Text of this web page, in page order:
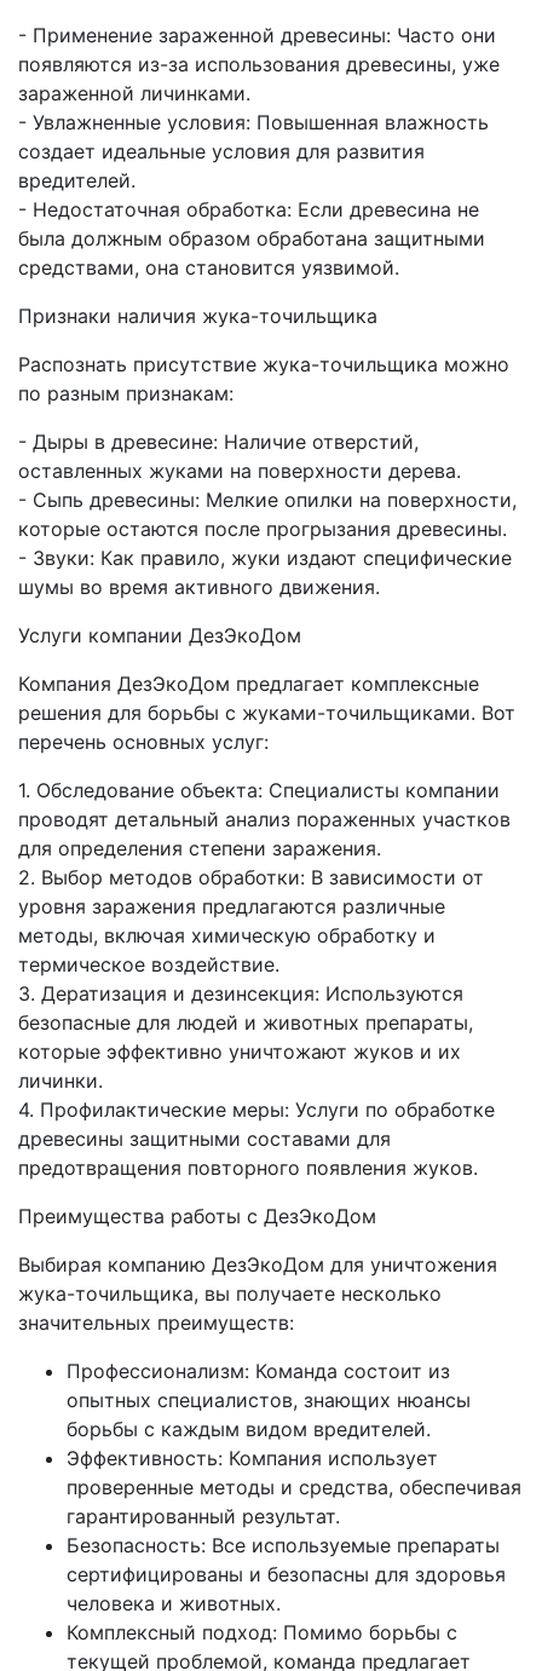
- Применение зараженной древесины: Часто они
появляются из-за использования древесины, уже
зараженной личинками.
- Увлажненные условия: Повышенная влажность
создает идеальные условия для развития
вредителей.
- Недостаточная обработка: Если древесина не
была должным образом обработана защитными
средствами, она становится уязвимой.
Признаки наличия жука-точильщика
Распознать присутствие жука-точильщика можно
по разным признакам:
- Дыры в древесине: Наличие отверстий,
оставленных жуками на поверхности дерева.
- Сыпь древесины: Мелкие опилки на поверхности,
которые остаются после прогрызания древесины.
- Звуки: Как правило, жуки издают специфические
шумы во время активного движения.
Услуги компании ДезЭкоДом
Компания ДезЭкоДом предлагает комплексные
решения для борьбы с жуками-точильщиками. Вот
перечень основных услуг:
1. Обследование объекта: Специалисты компании
проводят детальный анализ пораженных участков
для определения степени заражения.
2. Выбор методов обработки: В зависимости от
уровня заражения предлагаются различные
методы, включая химическую обработку и
термическое воздействие.
3. Дератизация и дезинсекция: Используются
безопасные для людей и животных препараты,
которые эффективно уничтожают жуков и их
личинки.
4. Профилактические меры: Услуги по обработке
древесины защитными составами для
предотвращения повторного появления жуков.
Преимущества работы с ДезЭкоДом
Выбирая компанию ДезЭкоДом для уничтожения
жука-точильщика, вы получаете несколько
значительных преимуществ:
Профессионализм: Команда состоит из
опытных специалистов, знающих нюансы
борьбы с каждым видом вредителей.
Эффективность: Компания использует
проверенные методы и средства, обеспечивая
гарантированный результат.
Безопасность: Все используемые препараты
сертифицированы и безопасны для здоровья
человека и животных.
Комплексный подход: Помимо борьбы с
текущей проблемой, команда предлагает